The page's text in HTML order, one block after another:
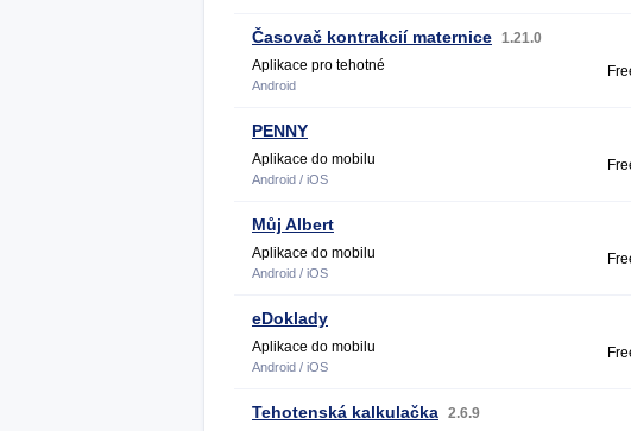
Časovač kontrakcií maternice 1.21.0
Aplikace pro tehotné
Android
PENNY
Aplikace do mobilu
Android / iOS
Můj Albert
Aplikace do mobilu
Android / iOS
eDoklady
Aplikace do mobilu
Android / iOS
Tehotenská kalkulačka 2.6.9